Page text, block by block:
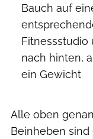
Bauch auf
Fitnessstudio
nach hinten,
ein Gewicht
Alle oben
Beinheben